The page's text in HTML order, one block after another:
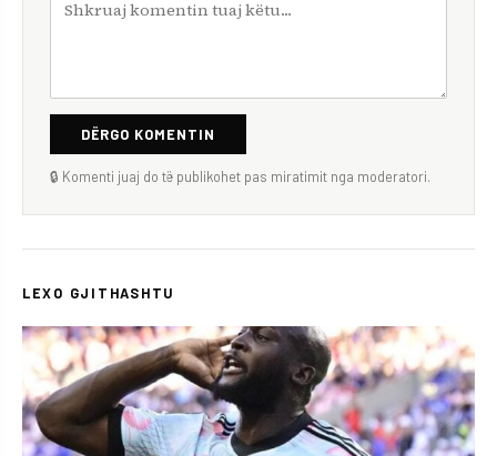
DËRGO KOMENTIN
🔒 Komenti juaj do të publikohet pas miratimit nga moderatori.
LEXO GJITHASHTU